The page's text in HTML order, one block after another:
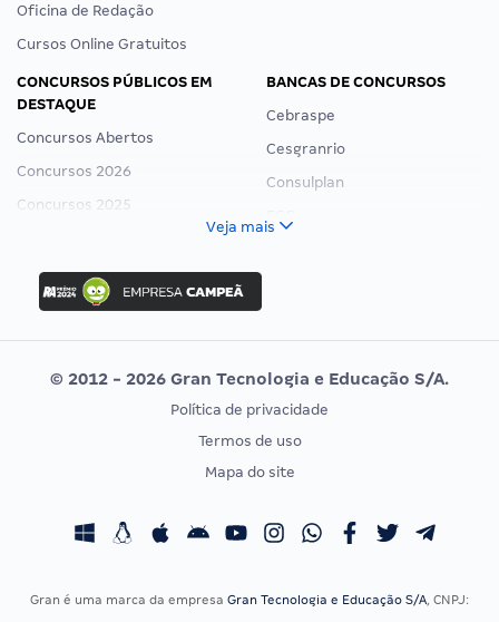
Oficina de Redação
Cursos Online Gratuitos
CONCURSOS PÚBLICOS EM
DESTAQUE
Concursos Abertos
Concursos 2026
Concursos 2025
Concurso Nacional Unificado
Concurso Ibama
Concurso MPU
Editais publicados
BANCAS DE CONCURSOS
Cebraspe
Cesgranrio
Consulplan
Vunesp
CONCURSOS POR PROFISSÃO
Concursos Fiscais
EXAME DE ORDEM
Calendário OAB
Veja mais
© 2012 - 2026 Gran Tecnologia e Educação S/A.
Política de privacidade
Termos de uso
Mapa do site
Gran é uma marca da empresa Gran Tecnologia e Educação S/A, CNPJ: